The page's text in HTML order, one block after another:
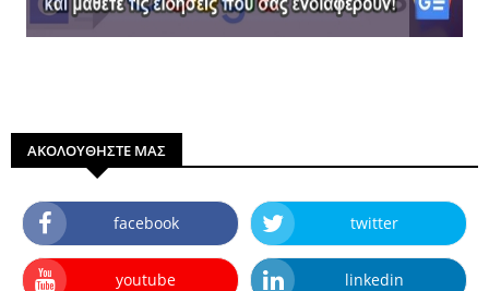
ΑΚΟΛΟΥΘΗΣΤΕ ΜΑΣ
facebook twitter
youtube linkedin